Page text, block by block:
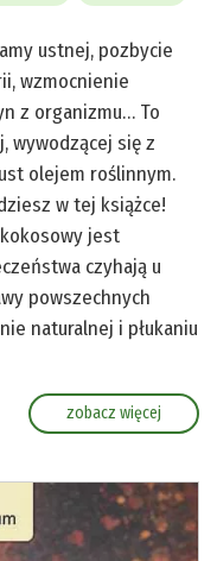
ustnej, pozbycie
wzmocnienie
z organizmu… To
wywodzącej się z
olejem roślinnym.
w tej książce!
jest
czyhają u
powszechnych
naturalnej i płukaniu
zobacz więcej